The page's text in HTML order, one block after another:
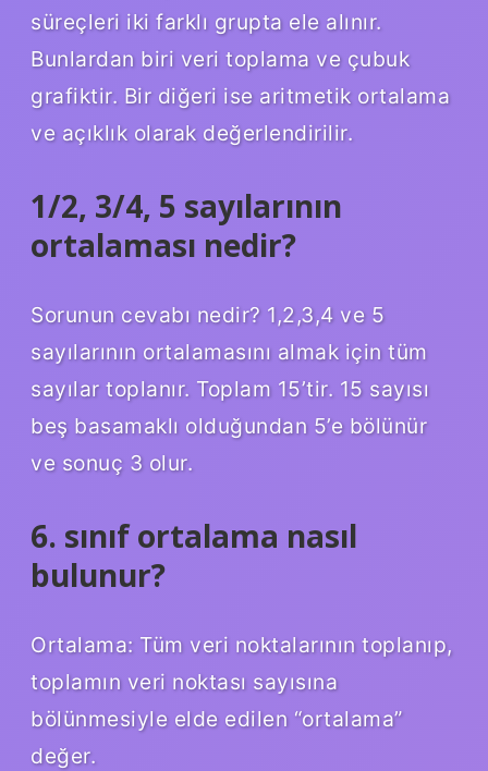
süreçleri iki farklı grupta ele alınır.
Bunlardan biri veri toplama ve çubuk
grafiktir. Bir diğeri ise aritmetik ortalama
ve açıklık olarak değerlendirilir.
1/2, 3/4, 5 sayılarının
ortalaması nedir?
Sorunun cevabı nedir? 1,2,3,4 ve 5
sayılarının ortalamasını almak için tüm
sayılar toplanır. Toplam 15’tir. 15 sayısı
beş basamaklı olduğundan 5’e bölünür
ve sonuç 3 olur.
6. sınıf ortalama nasıl
bulunur?
Ortalama: Tüm veri noktalarının toplanıp,
toplamın veri noktası sayısına
bölünmesiyle elde edilen “ortalama”
değer.